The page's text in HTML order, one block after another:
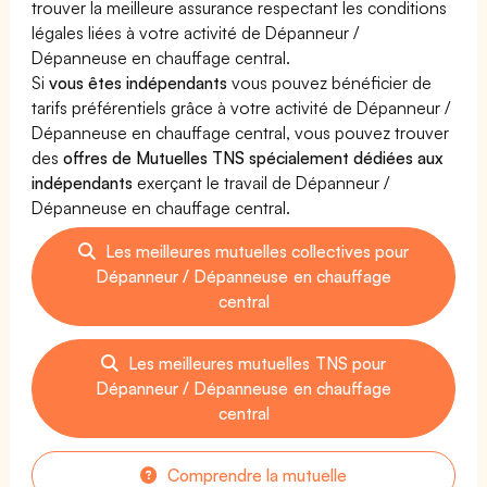
trouver la meilleure assurance respectant les conditions
légales liées à votre activité de Dépanneur /
Dépanneuse en chauffage central.
Sivous êtes indépendants vous pouvez bénéficier de
tarifs préférentiels grâce à votre activité de Dépanneur /
Dépanneuse en chauffage central, vous pouvez trouver
desoffres de Mutuelles TNS spécialement dédiées aux
indépendants exerçant le travail de Dépanneur /
Dépanneuse en chauffage central.
Les meilleures mutuelles collectives pour
Dépanneur / Dépanneuse en chauffage
central
Les meilleures mutuelles TNS pour
Dépanneur / Dépanneuse en chauffage
central
Comprendre la mutuelle